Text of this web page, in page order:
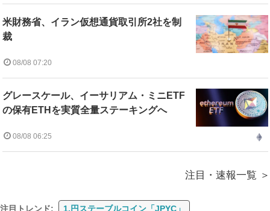
米財務省、イラン仮想通貨取引所2社を制
裁
08/08 07:20
グレースケール、イーサリアム・ミニETF
の保有ETHを実質全量ステーキングへ
08/08 06:25
注目・速報一覧
注目トレンド: 1.円ステーブルコイン「JPYC」